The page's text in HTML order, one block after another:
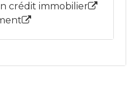
crédit immobilier